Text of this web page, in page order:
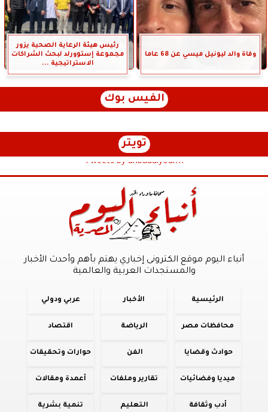
وفاة والد ليونيل ميسي عن 68 عاما
رئيس هيئة الرعاية الصحية يزور
مجموعة إستوورلد لبحث الشراكات
الاستراتيجية ...
الفيس بوك
تويتر
Tweets by anbaaalyoum1
أنباء اليوم موقع الكترونى إخباري يهتم بأهم وأحدث الأخبار
والمستجدات العربية والعالمية
الرئيسية الأخبار عربي ودولي
محافظات مصر الرياضة اقتصاد
حوادث وقضايا الفن حوارات وتحقيقات
ميديا وفضائيات تقارير وملفات أعمدة ومقالات
أدب وثقافة التعليم تنمية بشرية